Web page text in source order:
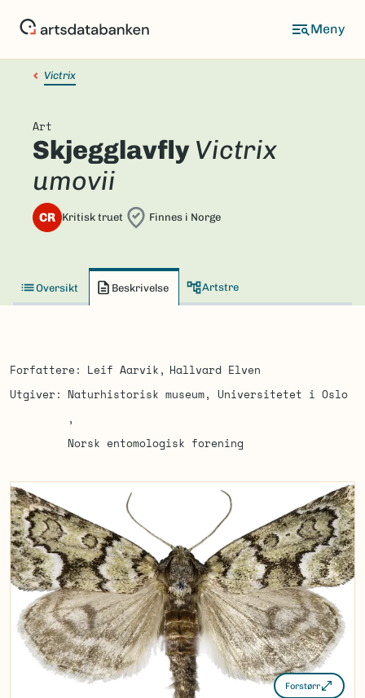
Victrix
Art
Skjegglavfly Victrix
umovii
CR Kritisk truet Finnes i Norge
Oversikt Beskrivelse Artstre
Forfattere Leif Aarvik
Hallvard Elven
Utgiver
Naturhistorisk museum, Universitetet i Oslo
Norsk entomologisk forening
Forstørr